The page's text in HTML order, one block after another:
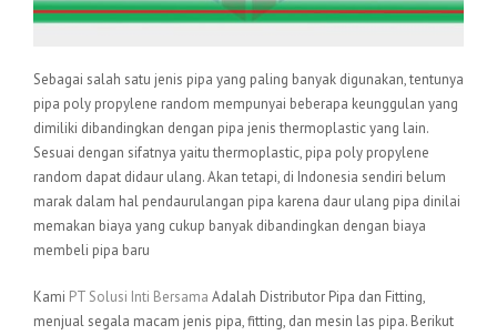
Sebagai salah satu jenis pipa yang paling banyak digunakan, tentunya
pipa poly propylene random mempunyai beberapa keunggulan yang
dimiliki dibandingkan dengan pipa jenis thermoplastic yang lain.
Sesuai dengan sifatnya yaitu thermoplastic, pipa poly propylene
random dapat didaur ulang. Akan tetapi, di Indonesia sendiri belum
marak dalam hal pendaurulangan pipa karena daur ulang pipa dinilai
memakan biaya yang cukup banyak dibandingkan dengan biaya
membeli pipa baru
Kami PT Solusi Inti Bersama Adalah Distributor Pipa dan Fitting,
menjual segala macam jenis pipa, fitting, dan mesin las pipa. Berikut